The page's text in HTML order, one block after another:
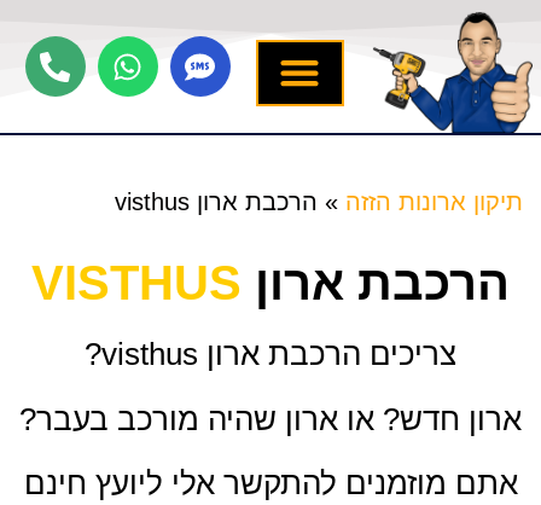
תיקון ארונות הזזה » הרכבת ארון visthus
הרכבת ארון
צריכים הרכבת ארון
ארון חדש? או ארון שהיה מורכב בעבר?
אתם מוזמנים להתקשר אלי ליועץ חינם